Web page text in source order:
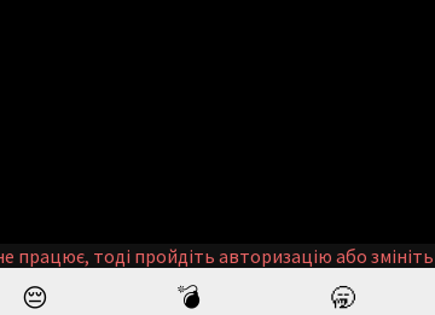
працює, тоді пройдіть авторизацію або
😔 💣 🥱